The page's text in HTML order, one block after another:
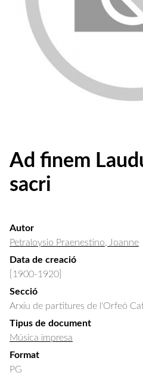
Ad finem
sacri
Autor
Petraloysio Praenestino, Joanne
Data de creació
[1900-1920]
Secció
Arxiu de partitures de l'Orfeó
Tipus de document
Música impresa
Format
PG